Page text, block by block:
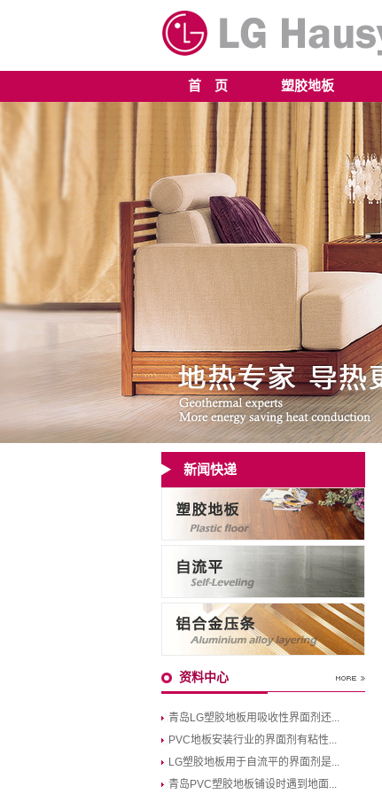
首 页 塑胶地板
新闻快递
资料中心
青岛LG塑胶地板用吸收性界面剂还...
PVC地板安装行业的界面剂有粘性...
LG塑胶地板用于自流平的界面剂是...
青岛PVC塑胶地板铺设时遇到地面...